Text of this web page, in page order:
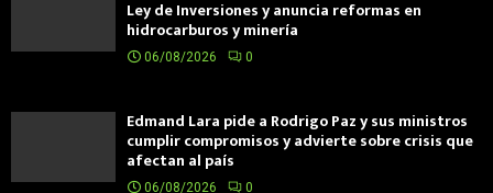
Ley de Inversiones y anuncia reformas en
hidrocarburos y minería
06/08/2026 0
Edmand Lara pide a Rodrigo Paz y sus ministros
cumplir compromisos y advierte sobre crisis que
afectan al país
06/08/2026 0